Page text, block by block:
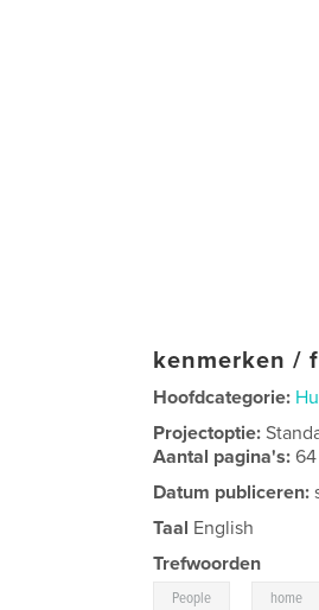
kenmerken /
Hoofdcategorie:
Projectoptie:
Aantal pagina's:64
Datum publiceren:
Taal English
Trefwoorden
People home